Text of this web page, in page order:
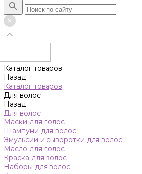
Каталог товаров
Назад
Каталог товаров
Для волос
Назад
Для волос
Маски для волос
Шампуни для волос
Эмульсии и сыворотки для волос
Масло для волос
Краска для волос
Наборы для волос